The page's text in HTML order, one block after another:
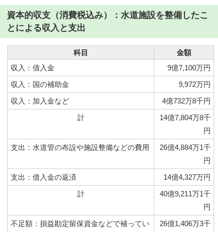
資本的収支（消費税込み）：水道施設を整備したこ
とによる収入と支出
科目
金額
収入：借入金
9億7,100万円
収入：国の補助金
9,972万円
収入：加入金など
4億732万8千円
計
14億7,804万8千
円
支出：水道管の布設や施設整備などの費用
26億4,884万1千
円
支出：借入金の返済
14億4,327万円
計
40億9,211万1千
円
不足額：損益勘定留保資金などで補ってい
26億1,406万3千